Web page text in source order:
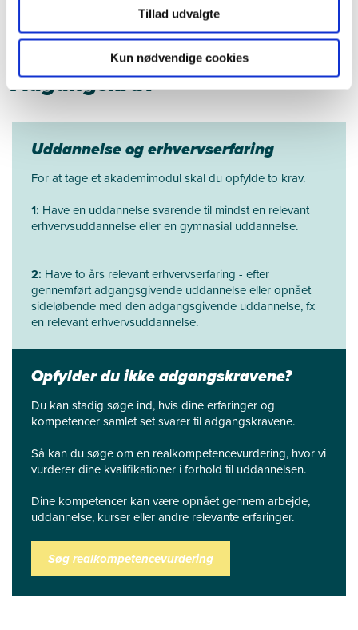
Tillad udvalgte
Kun nødvendige cookies
Adgangskrav
Uddannelse og erhvervserfaring
For at tage et akademimodul skal du opfylde to krav.
1: Have en uddannelse svarende til mindst en relevant
erhvervsuddannelse eller en gymnasial uddannelse.
2: Have to års relevant erhvervserfaring - efter
gennemført adgangsgivende uddannelse eller opnået
sideløbende med den adgangsgivende uddannelse, fx
en relevant erhvervsuddannelse.
Opfylder du ikke adgangskravene?
Du kan stadig søge ind, hvis dine erfaringer og
kompetencer samlet set svarer til adgangskravene.
Så kan du søge om en realkompetencevurdering, hvor vi
vurderer dine kvalifikationer i forhold til uddannelsen.
Dine kompetencer kan være opnået gennem arbejde,
uddannelse, kurser eller andre relevante erfaringer.
Søg realkompetencevurdering